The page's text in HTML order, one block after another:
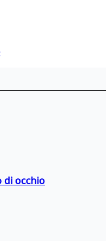
di occhio